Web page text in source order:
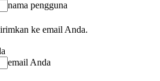
nama pengguna
ke email Anda.
email Anda